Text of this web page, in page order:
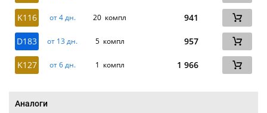
K116 от 4 дн. 20 компл 941
D183 от 13 дн. 5 компл 957
K127 от 6 дн. 1 компл 1 966
Аналоги